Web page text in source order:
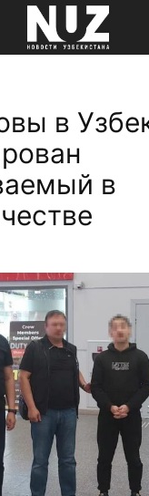
в
в